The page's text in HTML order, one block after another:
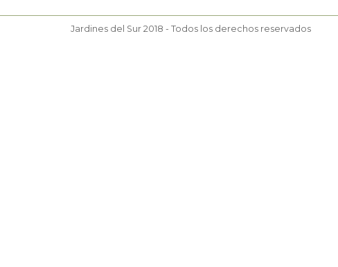
Jardines del Sur 2018 - Todos los derechos reservados